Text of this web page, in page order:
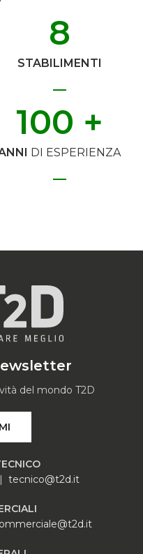
STABILIMENTI
8
DI ESPERIENZA
100 +
del mondo T2D
tecnico@t2d.it